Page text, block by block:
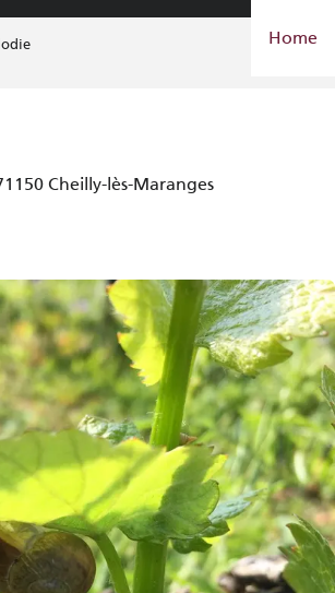
Home
Cheilly-lès-Maranges